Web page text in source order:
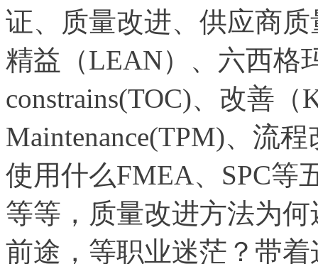
证、质量改进、供应商
精益（LEAN）、六西格
constrains(TOC)、改善
Maintenance(TPM)、流
使用什么FMEA、SPC等
等等，质量改进方法为
前途，等职业迷茫？带